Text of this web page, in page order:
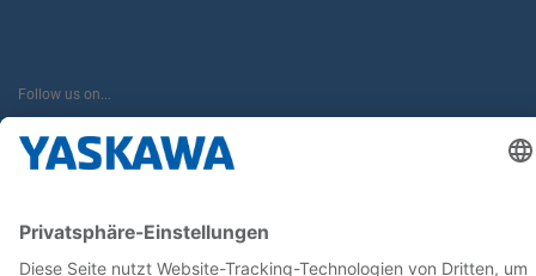
Follow us on...
Home AGB Impressum Privacy Cookie Choices